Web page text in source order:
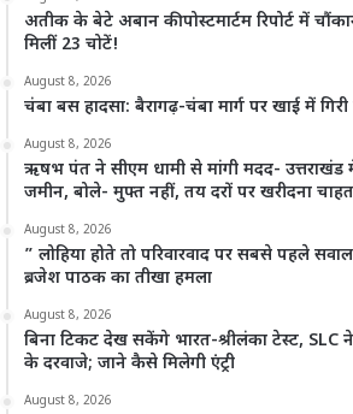
अतीक के बेटे अबान की पोस्टमार्टम रिपोर्ट में
मिलीं 23 चोटें!
August 8, 2026
चंबा बस हादसा: बैरागढ़-चंबा मार्ग पर खाई में
August 8, 2026
ऋषभ पंत ने सीएम धामी से मांगी मदद- उत्तराखंड
जमीन, बोले- मुफ्त नहीं, तय दरों पर खरीदना
August 8, 2026
” लोहिया होते तो परिवारवाद पर सबसे पहले
ब्रजेश पाठक का तीखा हमला
August 8, 2026
बिना टिकट देख सकेंगे भारत-श्रीलंका टेस्ट,
के दरवाजे; जाने कैसे मिलेगी एंट्री
August 8, 2026